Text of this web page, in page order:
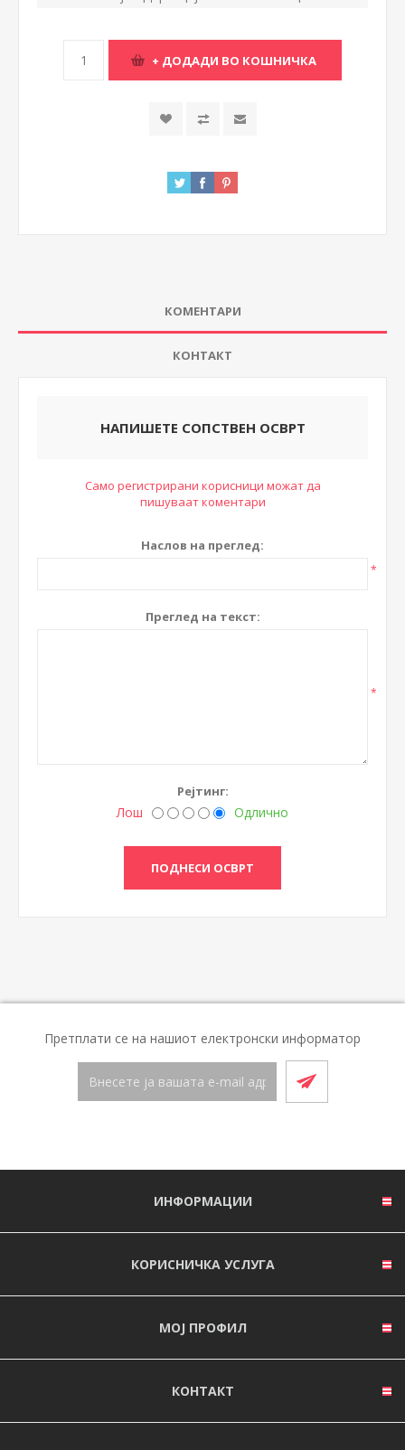
КОМЕНТАРИ
КОНТАКТ
НАПИШЕТЕ СОПСТВЕН ОСВРТ
Само регистрирани корисници можат да
пишуваат коментари
Наслов на преглед:
*
Преглед на текст:
*
Рејтинг:
Лош Одлично
Претплати се на нашиот електронски информатор
ИНФОРМАЦИИ
КОРИСНИЧКА УСЛУГА
МОЈ ПРОФИЛ
КОНТАКТ